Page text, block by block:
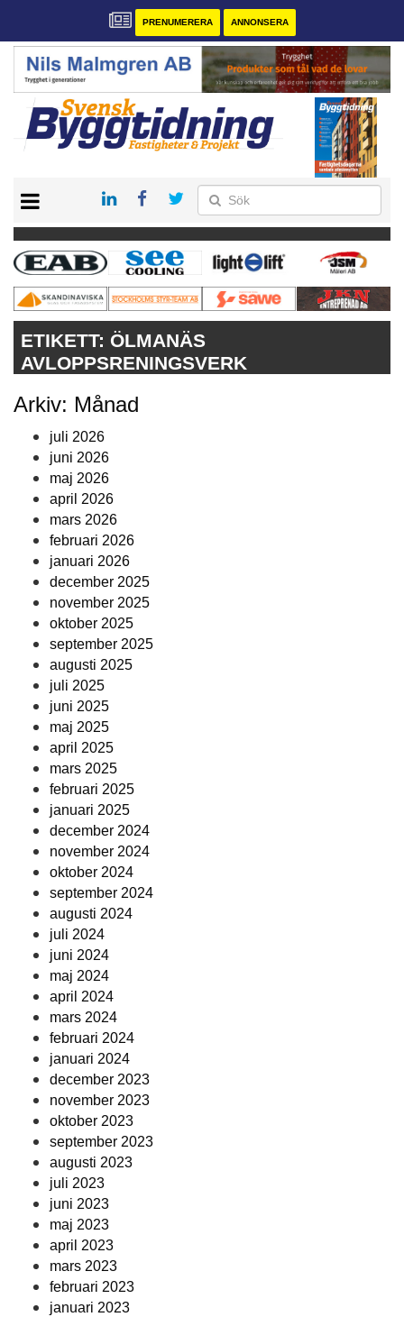
PRENUMERERA ANNONSERA
PRENUMERERA
VÅRA ANDRA MAGASIN
ANNONSERA
KONTAKT
ETIKETT: ÖLMANÄS
AVLOPPSRENINGSVERK
Arkiv: Månad
juli 2026
juni 2026
maj 2026
april 2026
mars 2026
februari 2026
januari 2026
december 2025
november 2025
oktober 2025
september 2025
augusti 2025
juli 2025
juni 2025
maj 2025
april 2025
mars 2025
februari 2025
januari 2025
december 2024
november 2024
oktober 2024
september 2024
augusti 2024
juli 2024
juni 2024
maj 2024
april 2024
mars 2024
februari 2024
januari 2024
december 2023
november 2023
oktober 2023
september 2023
augusti 2023
juli 2023
juni 2023
maj 2023
april 2023
mars 2023
februari 2023
januari 2023